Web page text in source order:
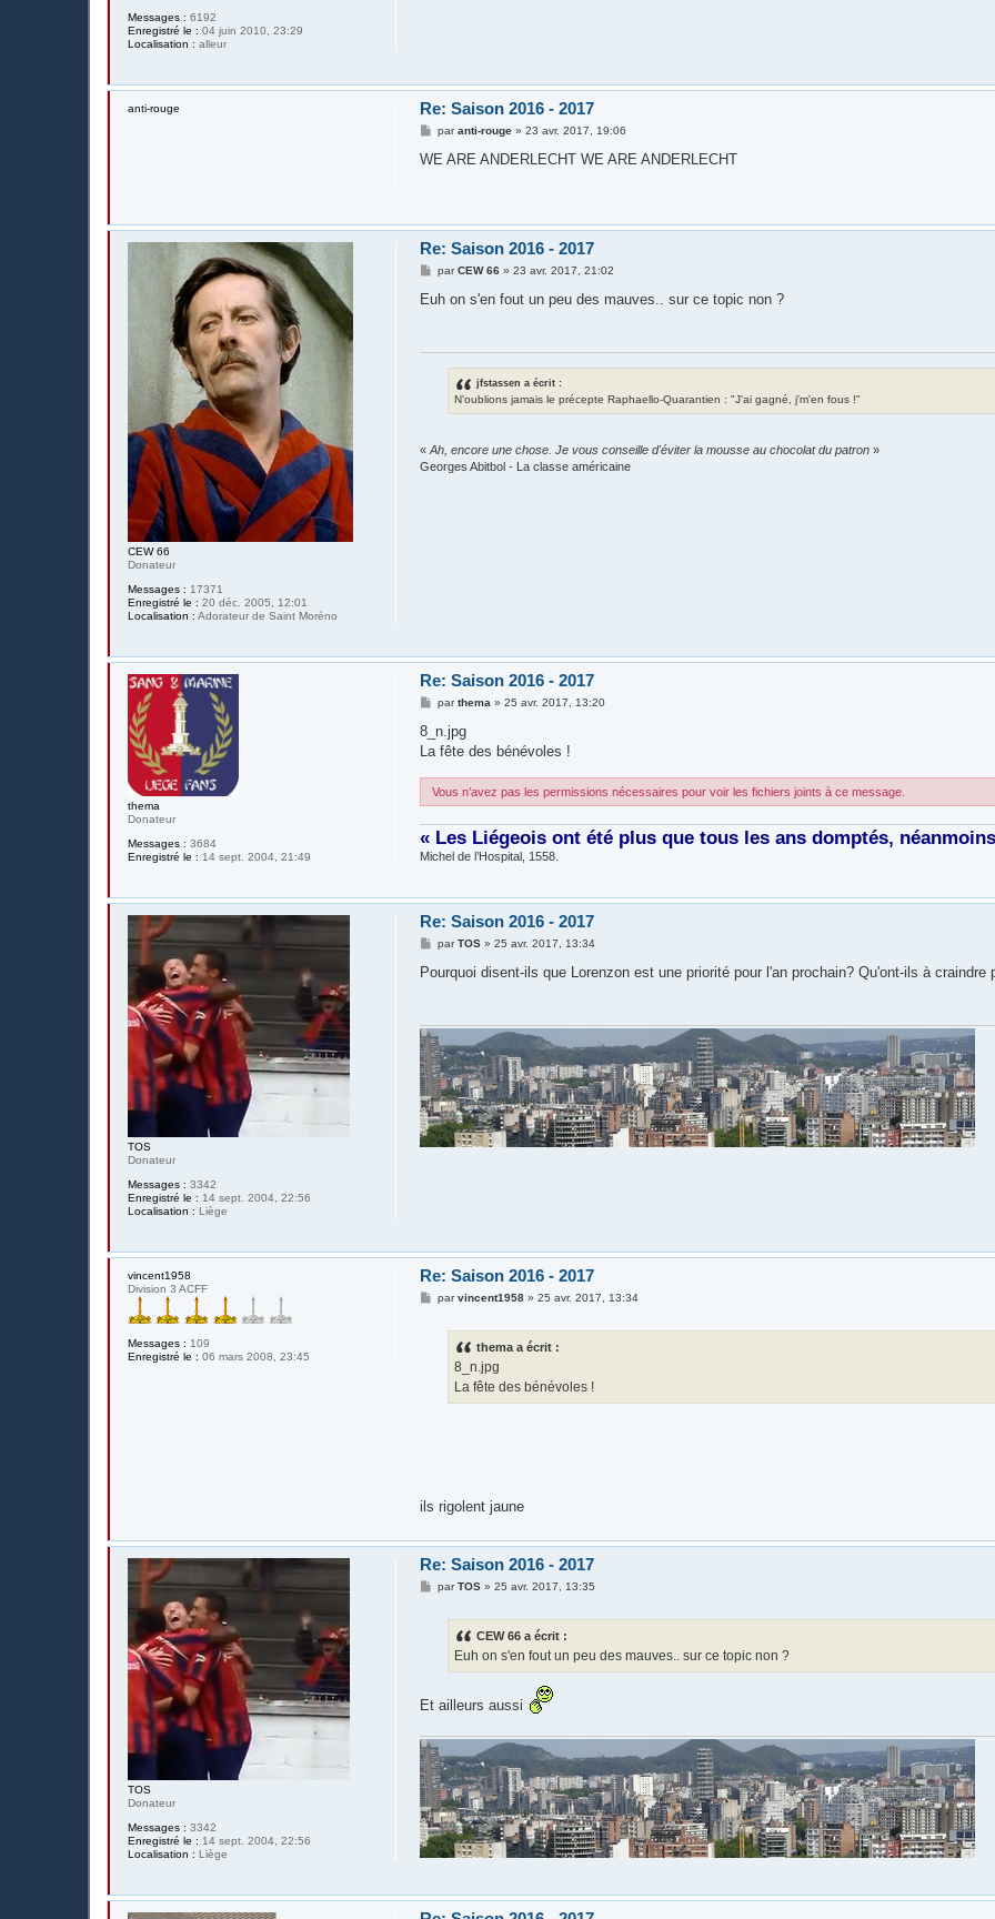
Messages : 6192
Enregistré le : 04 juin 2010, 23:29
Localisation : alleur
anti-rouge Re: Saison 2016 - 2017
M
s
paranti-rouge »23 avr. 2017, 19:06
WE ARE ANDERLECHT WE ARE ANDERLECHT
CEW 66
Donateur
Messages : 17371
Enregistré le : 20 déc. 2005, 12:01
Localisation : Adorateur de Saint Moréno
Re: Saison 2016 - 2017
M
s
parCEW 66 »23 avr. 2017, 21:02
Euh on s'en fout un peu des mauves.. sur ce topic non ?
jfstassen a écrit :
N'oublions jamais le précepte Raphaello-Quarantien : "J'ai gagné, j'm'en fous !"
«Ah, encore une chose. Je vous conseille d'éviter la mousse au chocolat du patron »
Georges Abitbol - La classe américaine
thema
Donateur
Messages : 3684
Enregistré le : 14 sept. 2004, 21:49
Re: Saison 2016 - 2017
M
s
s
a
e
parthema »25 avr. 2017, 13:20
8_n.jpg
La fête des bénévoles !
Vous n’avez pas les permissions nécessaires pour voir les fichiers joints à ce message.
« Les Liégeois ont été plus que tous les ans domptés,
Michel de l’Hospital, 1558.
TOS
Donateur
Messages : 3342
Enregistré le : 14 sept. 2004, 22:56
Localisation : Liège
Re: Saison 2016 - 2017
M
s
parTOS »25 avr. 2017, 13:34
Pourquoi disent-ils que Lorenzon est une priorité pour l'an prochain? Qu'ont-ils à
vincent1958
Division 3 ACFF
Messages : 109
Enregistré le : 06 mars 2008, 23:45
Re: Saison 2016 - 2017
Mparvincent1958 »25 avr. 2017, 13:34
thema a écrit :
8_n.jpg
La fête des bénévoles !
ils rigolent jaune
TOS
Donateur
Messages : 3342
Enregistré le : 14 sept. 2004, 22:56
Localisation : Liège
Re: Saison 2016 - 2017
MparTOS »25 avr. 2017, 13:35
CEW 66 a écrit :
Euh on s'en fout un peu des mauves.. sur ce topic non ?
Et ailleurs aussi